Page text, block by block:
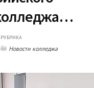
РУБРИКА
Новости колледжа